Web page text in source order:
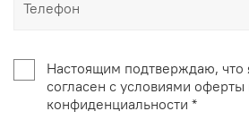
Настоящим подтверждаю, что
согласен с условиями оферты
конфиденциальности *